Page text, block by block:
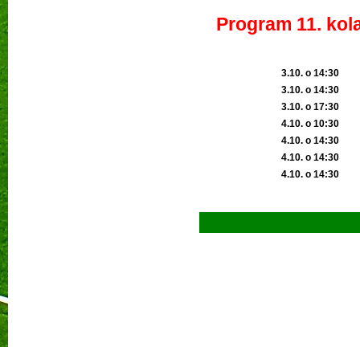
Program 11.
3.10. o 14:30
3.10. o 14:30
3.10. o 17:30
4.10. o 10:30
4.10. o 14:30
4.10. o 14:30
4.10. o 14:30